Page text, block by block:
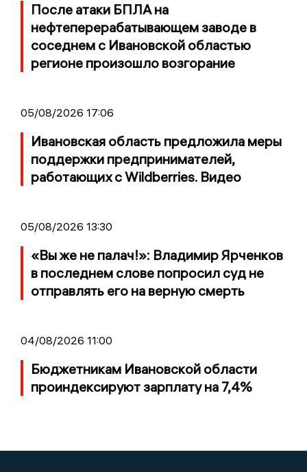
После атаки БПЛА на
нефтеперерабатывающем заводе в
соседнем с Ивановской областью
регионе произошло возгорание
05/08/2026 17:06
Ивановская область предложила меры
поддержки предпринимателей,
работающих с Wildberries. Видео
05/08/2026 13:30
«Вы же не палач!»: Владимир Ярченков
в последнем слове попросил суд не
отправлять его на верную смерть
04/08/2026 11:00
Бюджетникам Ивановской области
проиндексируют зарплату на 7,4%